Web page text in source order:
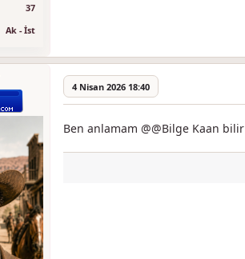
37
Ak - İst
4 Nisan 2026 18:40
Ben anlamam @@Bilge Kaan bilir